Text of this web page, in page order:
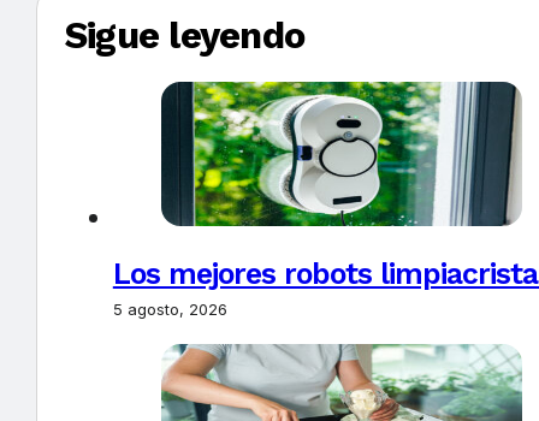
Sigue leyendo
Los mejores robots
5 agosto, 2026